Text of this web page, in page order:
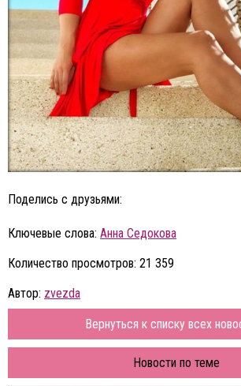
Поделись с друзьями:
Ключевые слова: Анна Седокова
Количество просмотров: 21 359
Автор: zvezda
Вернуться к списку всех
Новости по теме